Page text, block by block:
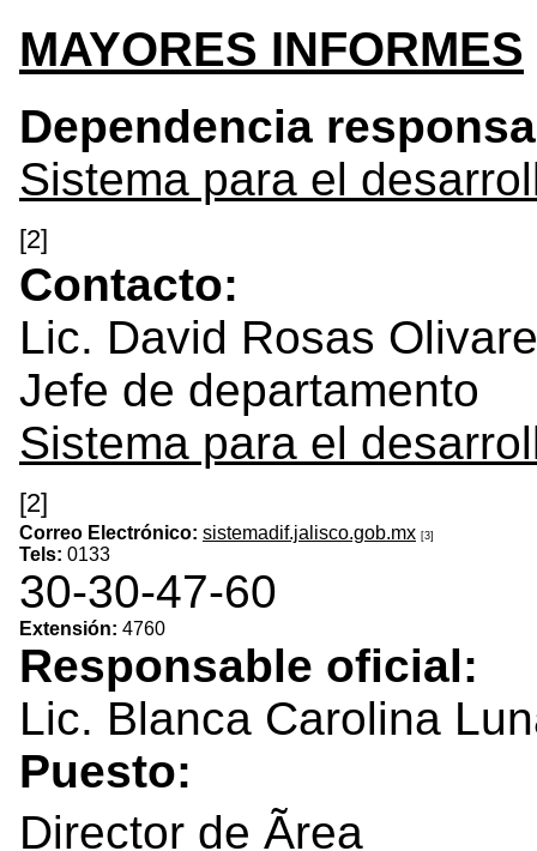
MAYORES INFORMES
Dependencia
Sistema para el
[2]
Contacto:
Lic. David Rosas
Jefe de departamento
Sistema para el
[2]
Correo Electrónico: sistemadif.jalisco.gob.mx [3]
Tels: 0133
30-30-47-60
Extensión: 4760
Responsable oficial:
Lic. Blanca Carolina
Puesto:
Director de Ãrea